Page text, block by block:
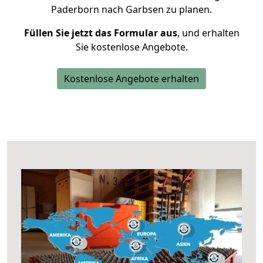
Paderborn nach Garbsen zu planen.
Füllen Sie jetzt das Formular aus, und erhalten
Sie kostenlose Angebote.
Kostenlose Angebote erhalten